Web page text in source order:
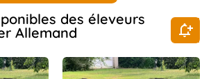
Allemand